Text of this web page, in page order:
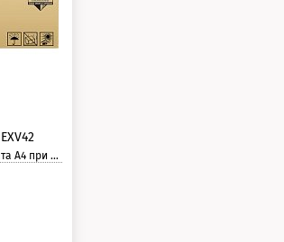
страницы.